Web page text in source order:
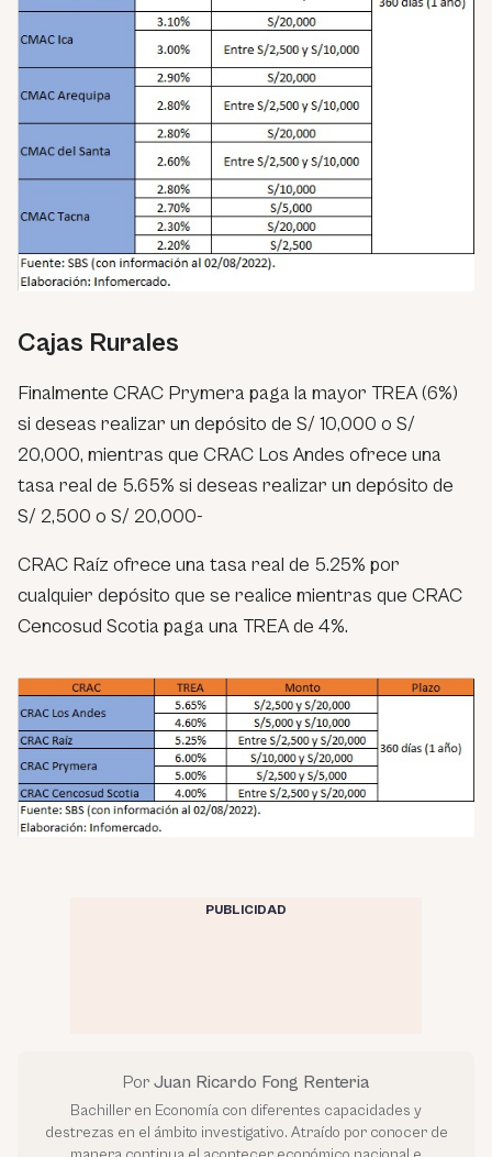
Cajas Rurales
Finalmente CRAC Prymera paga la mayor TREA (6%)
si deseas realizar un depósito de S/ 10,000 o S/
20,000, mientras que CRAC Los Andes ofrece una
tasa real de 5.65% si deseas realizar un depósito de
S/ 2,500 o S/ 20,000-
CRAC Raíz ofrece una tasa real de 5.25% por
cualquier depósito que se realice mientras que CRAC
Cencosud Scotia paga una TREA de 4%.
PUBLICIDAD
Por Juan Ricardo Fong Renteria
Bachiller en Economía con diferentes capacidades y
destrezas en el ámbito investigativo. Atraído por conocer de